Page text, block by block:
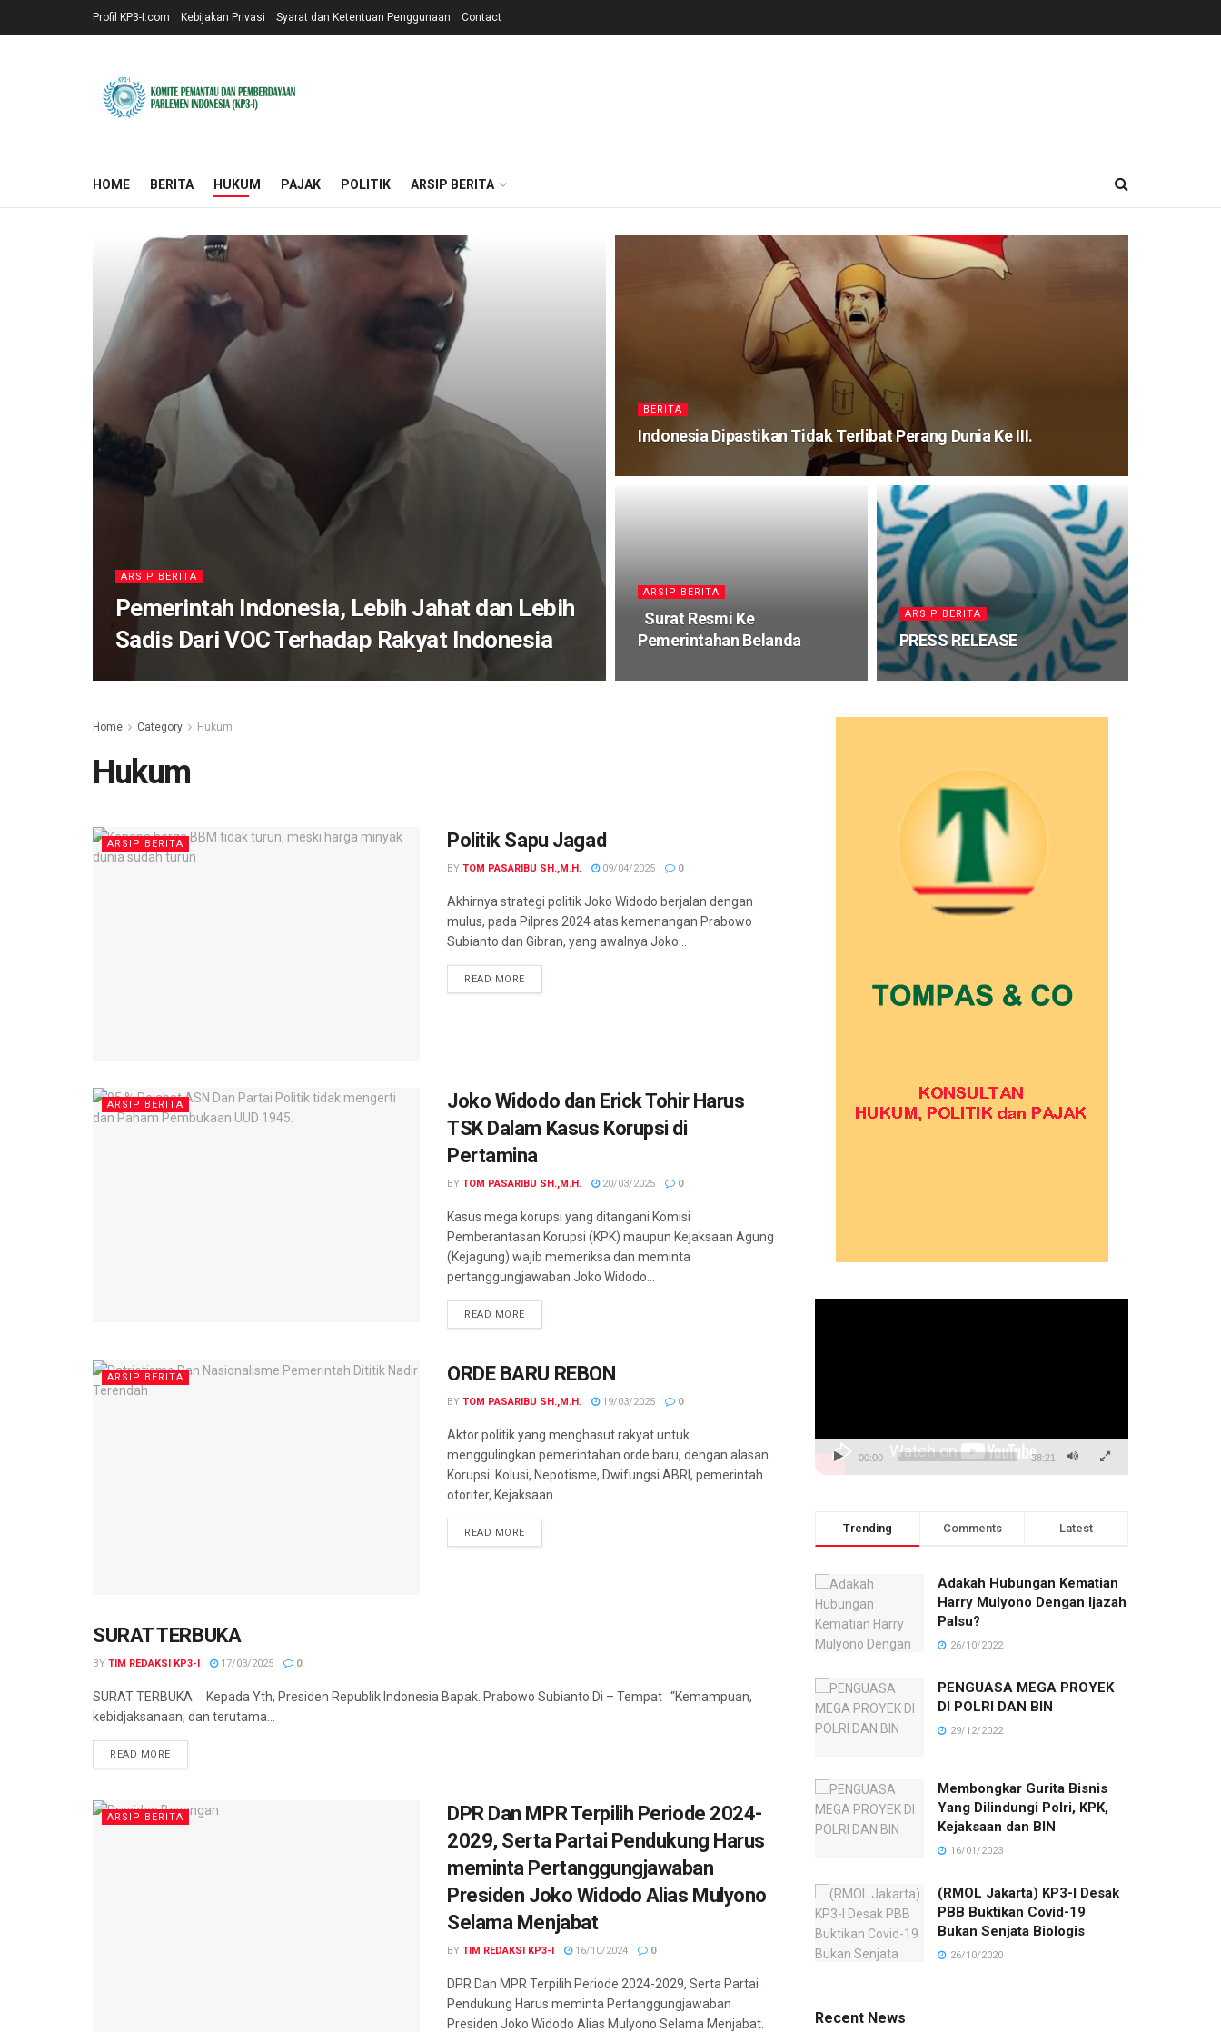
Profil KP3-I.com Kebijakan Privasi Syarat dan Ketentuan Penggunaan Contact
HOME BERITA HUKUM PAJAK POLITIK ARSIP BERITA
ARSIP BERITA
Pemerintah Indonesia, Lebih Jahat dan Lebih
Sadis Dari VOC Terhadap Rakyat Indonesia
BERITA
Indonesia Dipastikan Tidak Terlibat Perang Dunia Ke III.
ARSIP BERITA
Surat Resmi Ke
Pemerintahan Belanda
ARSIP BERITA
PRESS RELEASE
Home Category Hukum
Hukum
ARSIP BERITA Politik Sapu Jagad
BY TOM PASARIBU SH.,M.H. 09/04/2025 0
Akhirnya strategi politik Joko Widodo berjalan dengan
mulus, pada Pilpres 2024 atas kemenangan Prabowo
Subianto dan Gibran, yang awalnya Joko...
READ MORE
ARSIP BERITA
Joko Widodo dan Erick Tohir Harus
TSK Dalam Kasus Korupsi di
Pertamina
BY TOM PASARIBU SH.,M.H. 20/03/2025 0
Kasus mega korupsi yang ditangani Komisi
Pemberantasan Korupsi (KPK) maupun Kejaksaan Agung
(Kejagung) wajib memeriksa dan meminta
pertanggungjawaban Joko Widodo...
READ MORE
ARSIP BERITA ORDE BARU REBON
BY TOM PASARIBU SH.,M.H. 19/03/2025 0
Aktor politik yang menghasut rakyat untuk
menggulingkan pemerintahan orde baru, dengan alasan
Korupsi. Kolusi, Nepotisme, Dwifungsi ABRI, pemerintah
otoriter, Kejaksaan...
READ MORE
2022
SURAT TERBUKA
BY TIM REDAKSI KP3-I 17/03/2025 0
SURAT TERBUKA Kepada Yth, Presiden Republik Indonesia Bapak. Prabowo Subianto Di – Tempat “Kemampuan,
kebidjaksanaan, dan terutama...
READ MORE
ARSIP BERITA
DPR Dan MPR Terpilih Periode 2024-
2029, Serta Partai Pendukung Harus
meminta Pertanggungjawaban
Presiden Joko Widodo Alias Mulyono
Selama Menjabat
BY TIM REDAKSI KP3-I 16/10/2024 0
DPR Dan MPR Terpilih Periode 2024-2029, Serta Partai
Pendukung Harus meminta Pertanggungjawaban
Presiden Joko Widodo Alias Mulyono Selama Menjabat.
00:00 38:21
Trending Comments Latest
Adakah Hubungan Kematian
Harry Mulyono Dengan Ijazah
Palsu?
26/10/2022
PENGUASA MEGA PROYEK
DI POLRI DAN BIN
29/12/2022
Membongkar Gurita Bisnis
Yang Dilindungi Polri, KPK,
Kejaksaan dan BIN
16/01/2023
(RMOL Jakarta) KP3-I Desak
PBB Buktikan Covid-19
Bukan Senjata Biologis
26/10/2020
Recent News